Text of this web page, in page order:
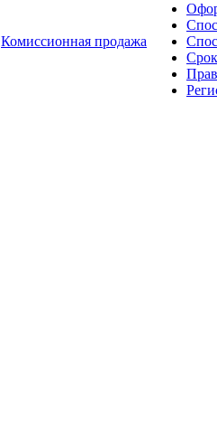
Комиссионная продажа